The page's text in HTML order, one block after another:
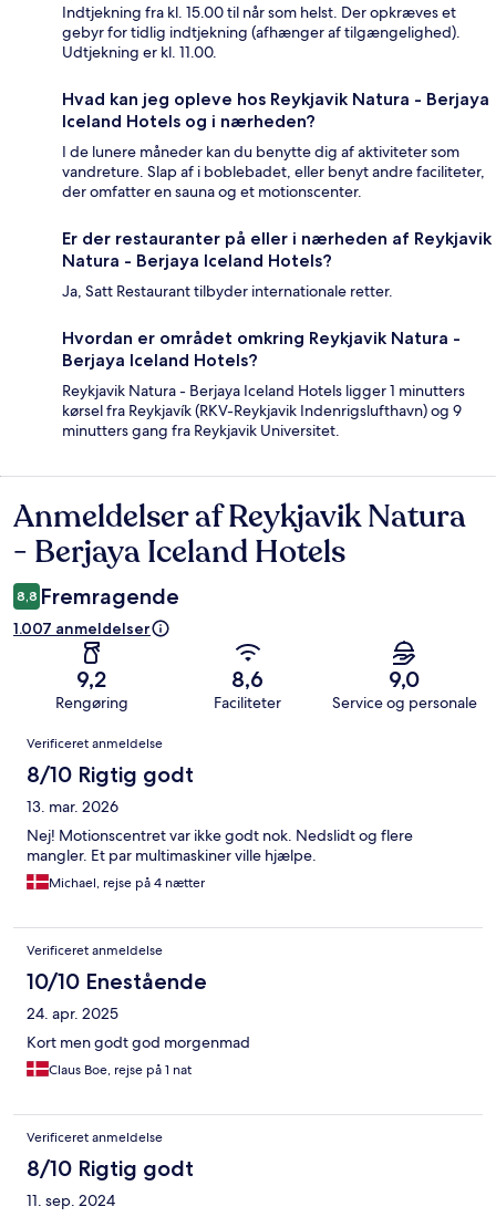
Indtjekning fra kl. 15.00 til når som helst. Der opkræves et
gebyr for tidlig indtjekning (afhænger af tilgængelighed).
Udtjekning er kl. 11.00.
Hvad kan jeg opleve hos Reykjavik Natura - Berjaya
Iceland Hotels og i nærheden?
I de lunere måneder kan du benytte dig af aktiviteter som
vandreture. Slap af i boblebadet, eller benyt andre faciliteter,
der omfatter en sauna og et motionscenter.
Er der restauranter på eller i nærheden af Reykjavik
Natura - Berjaya Iceland Hotels?
Ja, Satt Restaurant tilbyder internationale retter.
Hvordan er området omkring Reykjavik Natura -
Berjaya Iceland Hotels?
Reykjavik Natura - Berjaya Iceland Hotels ligger 1 minutters
kørsel fra Reykjavík (RKV-Reykjavik Indenrigslufthavn) og 9
minutters gang fra Reykjavik Universitet.
Anmeldelser
Anmeldelser af Reykjavik Natura
- Berjaya Iceland Hotels
8,8 Fremragende
1.007 anmeldelser
9,2
Rengøring
8,6
Faciliteter
9,0
Service og personale
Anmeldelser
Verificeret anmeldelse
8/10 Rigtig godt
13. mar. 2026
Nej! Motionscentret var ikke godt nok. Nedslidt og flere
mangler. Et par multimaskiner ville hjælpe.
Michael, rejse på 4 nætter
Verificeret anmeldelse
10/10 Enestående
24. apr. 2025
Kort men godt god morgenmad
Claus Boe, rejse på 1 nat
Verificeret anmeldelse
8/10 Rigtig godt
11. sep. 2024